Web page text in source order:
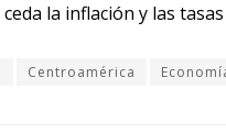
la inflación y las
Centroamérica